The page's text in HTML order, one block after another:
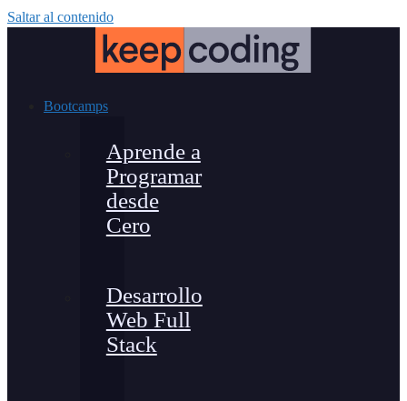
Saltar al contenido
Bootcamps
Aprende a
Programar
desde
Cero
Desarrollo
Web Full
Stack